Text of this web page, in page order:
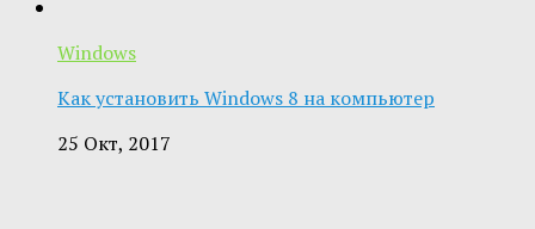
Windows
Как установить Windows 8 на компьютер
25 Окт, 2017